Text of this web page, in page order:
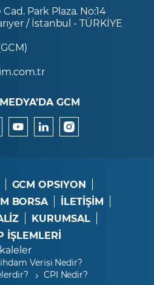
Park Plaza. No:14
/ İstanbul - TÜRKİYE
GCM
GCM OPSIYON
BORSA
İLETİŞİM
KURUMSAL
İŞLEMLERİ
Verisi Nedir?
CPI Nedir?